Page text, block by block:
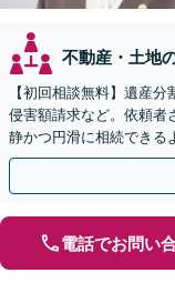
不動産・土地
【初回相談無料】遺産
侵害額請求など。依頼者
静かつ円滑に相続できる
対応します。
電話でお問い